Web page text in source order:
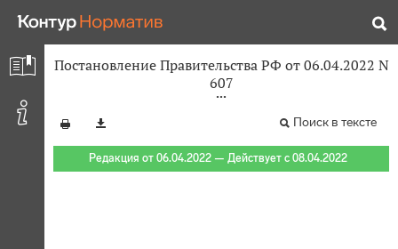
Постановление Правительства РФ от 06.04.2022 N
607
Поиск в тексте
Редакция от 06.04.2022 — Действует с 08.04.2022